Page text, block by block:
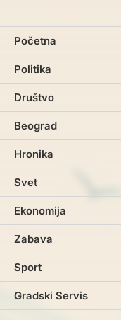
Početna
Politika
Društvo
Beograd
Hronika
Svet
Ekonomija
Zabava
Sport
Gradski Servis